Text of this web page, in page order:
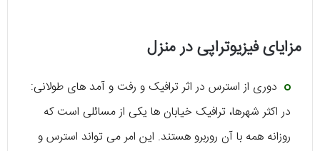
مزایای فیزیوتراپی در منزل
دوری از استرس در اثر ترافیک و رفت و آمد های طولانی:
در اکثر شهرها، ترافیک خیابان ها یکی از مسائلی است که
روزانه همه با آن روربرو هستند. این امر می تواند استرس و